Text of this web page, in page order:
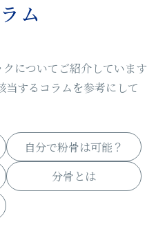
ム
についてご紹介しています
当するコラムを参考にして
自分で粉骨は可能？
分骨とは